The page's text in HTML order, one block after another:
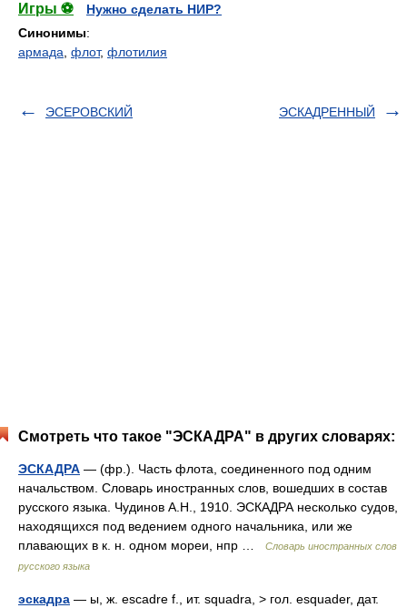
Игры ⚽
Нужно сделать НИР?
Синонимы:
армада флот, флотилия
ЭСЕРОВСКИЙ ЭСКАДРЕННЫЙ
Смотреть что такое "ЭСКАДРА" в других словарях:
ЭСКАДРА — (фр.). Часть флота, соединенного под одним
начальством. Словарь иностранных слов, вошедших в состав
русского языка. Чудинов А.Н., 1910. ЭСКАДРА несколько судов,
находящихся под ведением одного начальника, или же
плавающих в к. н. одном мореи, нпр …
Словарь иностранных слов
русского языка
эскадра — ы, ж. escadre f., ит. squadra, > гол. esquader, дат.